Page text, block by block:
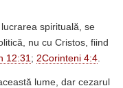
spirituală, se
nu cu Cristos, fiind
12:31; 2Corinteni 4:4.
lume, dar cezarul